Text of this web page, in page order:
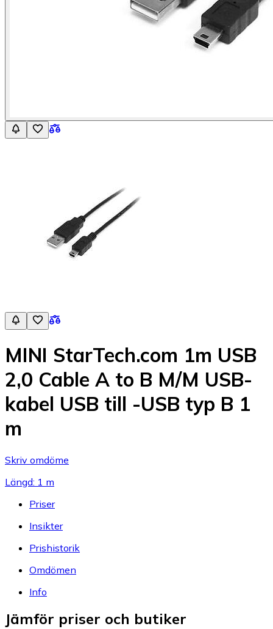
MINI StarTech.com 1m USB
2,0 Cable A to B M/M USB-
kabel USB till -USB typ B 1
m
Skriv omdöme
Längd: 1 m
Priser
Insikter
Prishistorik
Omdömen
Info
Jämför priser och butiker